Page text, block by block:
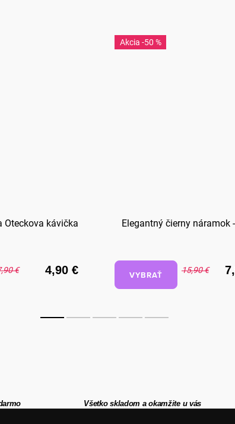
Oteckova kávička
€ 4,90 €
-50 %
Elegantný čierny náramok
15,90 €
VYBRAŤ
Všetko skladom a okamžite u vás